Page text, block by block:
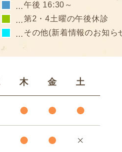
…午後 16:30～
…第2・4土曜の午後休診
… その他(新着情報のお知ら
木 金 土